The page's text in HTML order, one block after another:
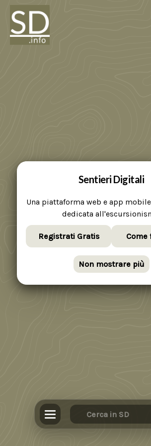
Sentieri Digitali
Una piattaforma web e app
dedicata
Registrati Gratis Come
Non mostrare più